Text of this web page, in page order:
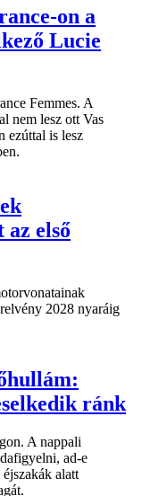
on a
Lucie
Femmes. A
nem lesz ott Vas
ezúttal is lesz
az első
2028 nyaráig
ránk
A nappali
ad-e
alatt